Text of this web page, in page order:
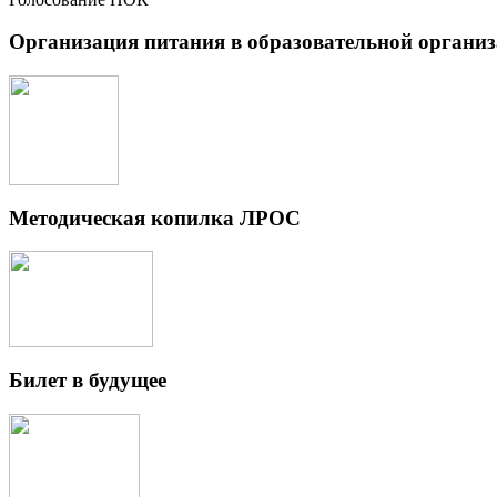
Организация питания в образовательной
Методическая копилка ЛРОС
Билет в будущее